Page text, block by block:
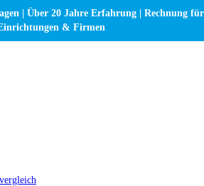
| Über 20 Jahre Erfahrung | Rechnung für
& Firmen